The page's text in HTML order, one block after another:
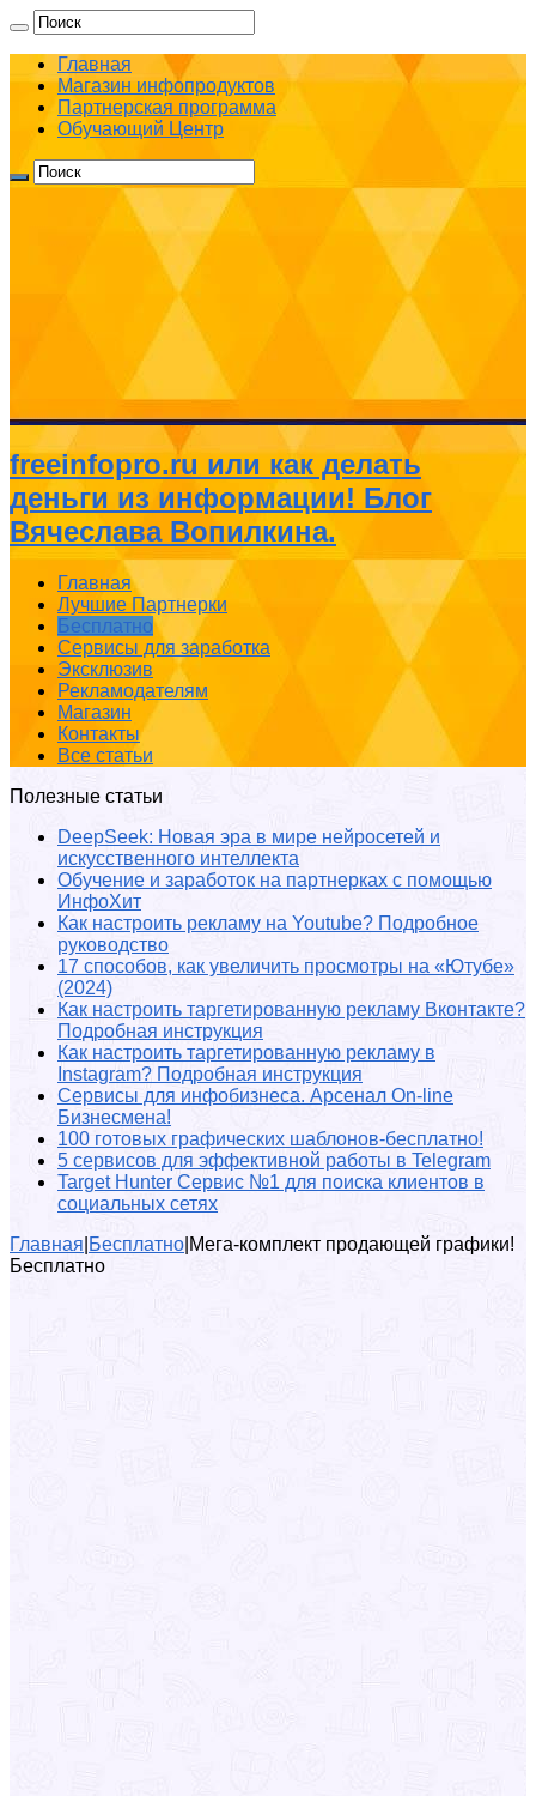
Главная
Магазин инфопродуктов
Партнерская программа
Обучающий Центр
freeinfopro.ru или как делать
деньги из информации! Блог
Вячеслава Вопилкина.
Главная
Лучшие Партнерки
Бесплатно
Сервисы для заработка
Эксклюзив
Рекламодателям
Магазин
Контакты
Все статьи
Полезные статьи
DeepSeek: Новая эра в мире нейросетей и
искусственного интеллекта
Обучение и заработок на партнерках с помощью
ИнфоХит
Как настроить рекламу на Youtube? Подробное
руководство
17 способов, как увеличить просмотры на «Ютубе»
(2024)
Как настроить таргетированную рекламу Вконтакте?
Подробная инструкция
Как настроить таргетированную рекламу в
Instagram? Подробная инструкция
Сервисы для инфобизнеса. Арсенал On-line
Бизнесмена!
100 готовых графических шаблонов-бесплатно!
5 сервисов для эффективной работы в Telegram
Target Hunter Сервис №1 для поиска клиентов в
социальных сетях
Главная Бесплатно Мега-комплект продающей графики!
Бесплатно